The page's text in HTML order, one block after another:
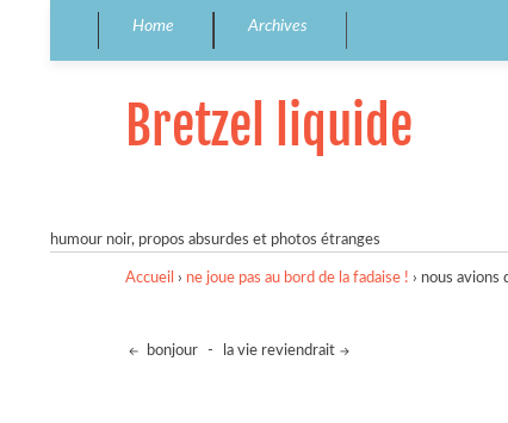
Home Archives
Bretzel liquide
humour noir, propos absurdes et photos étranges
Accueil › ne joue pas au bord de la fadaise ! › nous avions
bonjour - la vie reviendrait